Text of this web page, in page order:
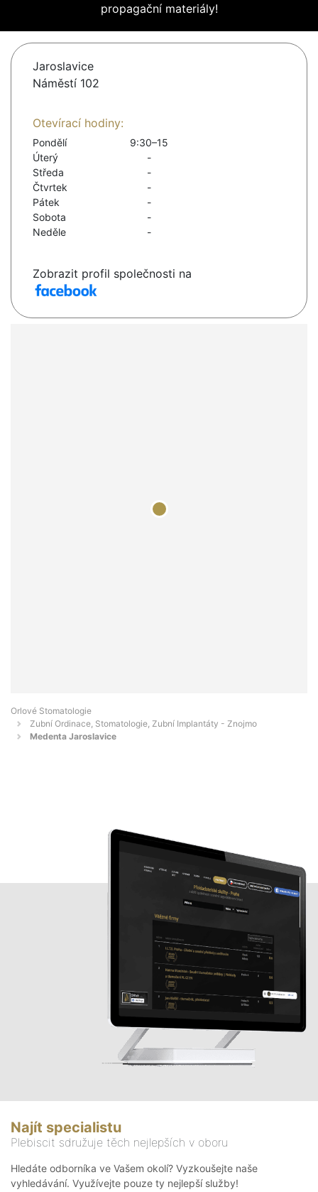
propagační materiály!
Jaroslavice
Náměstí 102
Otevírací hodiny:
Pondělí
9:30–15
Úterý
-
Středa
-
Čtvrtek
-
Pátek
-
Sobota
-
Neděle
-
Zobrazit profil společnosti na
Orlové Stomatologie
Zubní Ordinace, Stomatologie, Zubní Implantáty - Znojmo
Medenta Jaroslavice
Najít specialistu
Plebiscit sdružuje těch nejlepších v oboru
Hledáte odborníka ve Vašem okolí? Vyzkoušejte naše
vyhledávání. Využívejte pouze ty nejlepší služby!